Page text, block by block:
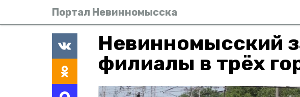
Портал Невинномысска
Невинномысский
филиалы в трёх